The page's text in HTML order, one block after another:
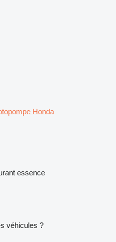
Honda
essence
véhicules ?